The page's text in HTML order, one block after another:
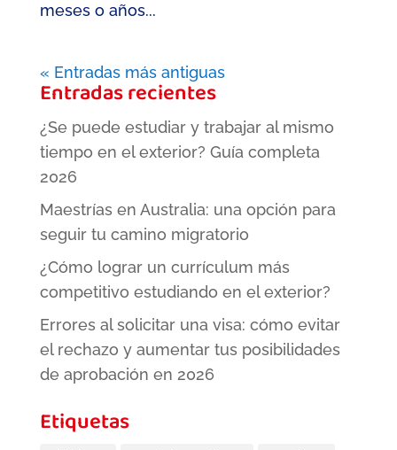
meses o años...
« Entradas más antiguas
Entradas recientes
¿Se puede estudiar y trabajar al mismo
tiempo en el exterior? Guía completa
2026
Maestrías en Australia: una opción para
seguir tu camino migratorio
¿Cómo lograr un currículum más
competitivo estudiando en el exterior?
Errores al solicitar una visa: cómo evitar
el rechazo y aumentar tus posibilidades
de aprobación en 2026
Etiquetas